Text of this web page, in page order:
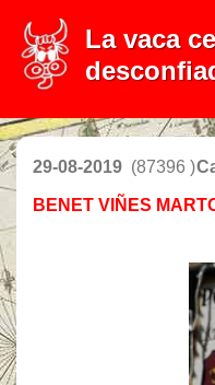
La vaca
29-08-2019 (87396 )
BENET VIÑES